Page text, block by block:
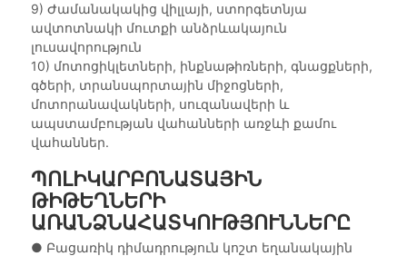
9) Ժամանակակից վիլլայի, ստորգետնյա
ավտոտնակի մուտքի անձրևակայուն
լուսավորություն
10) մոտոցիկլետների, ինքնաթիռների, գնացքների,
գծերի, տրանսպորտային միջոցների,
մոտորանավակների, սուզանավերի և
ապստամբության վահանների առջևի քամու
վահաններ.
ՊՈԼԻԿԱՐԲՈՆԱՏԱՅԻՆ
ԹԻԹԵՂՆԵՐԻ
ԱՌԱՆՁՆԱՀԱՏԿՈՒԹՅՈՒՆՆԵՐԸ
● Բացառիկ դիմադրություն կոշտ եղանակային